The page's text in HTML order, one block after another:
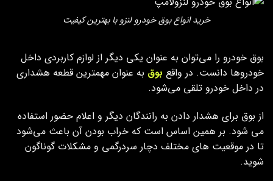
خرید انواع بوق خودرو لنزو با بهترین کیفیت
بوق خودرو را می‌توان به عنوان یکی دیگر از لوازم کاربردی داخل
خودروها دانست. در واقع بوق به عنوان مهمترین قطعه هشداری
در داخل خودرو تلقی می‌شود.
از بوق برای هشدار دادن به رانندگان دیگر و اعلام حضور استفاده
می شود. بر همین اساس است که خراب بودن آن باعث می‌شود
تا در موقعیت های مختلف دچار سردرگمی و مشکلات گوناگون
شوید.